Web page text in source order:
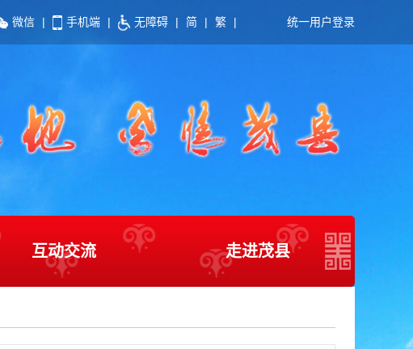
微信 | 手机端 | 无障碍 | 简 | 繁 | 统一用户登录
互动交流 走进茂县